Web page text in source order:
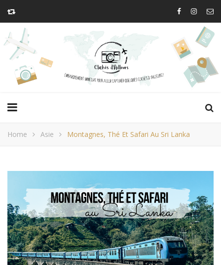
Home Asie Montagnes, Thé Et Safari Au Sri Lanka